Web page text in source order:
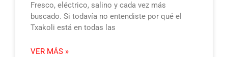
Fresco, eléctrico, salino y cada vez más
buscado. Si todavía no entendiste por qué el
Txakoli está en todas las
VER MÁS »